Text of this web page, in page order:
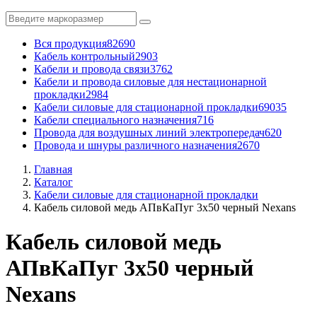
Вся продукция82690
Кабель контрольный2903
Кабели и провода связи3762
Кабели и провода силовые для нестационарной
прокладки2984
Кабели силовые для стационарной прокладки69035
Кабели специального назначения716
Провода для воздушных линий электропередач620
Провода и шнуры различного назначения2670
Главная
Каталог
Кабели силовые для стационарной прокладки
Кабель силовой медь АПвКаПуг 3x50 черный Nexans
Кабель силовой медь
АПвКаПуг 3x50 черный
Nexans